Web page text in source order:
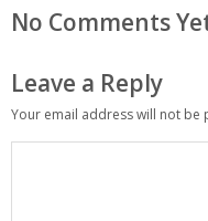
No Comments
Leave a Reply
Your email address will not be